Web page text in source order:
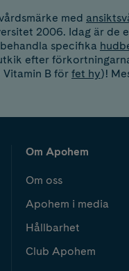
med
2006. Idag är de
specifika
efter
Vitamin B för fet hy)!
Om Apohem
Om oss
Apohem i media
Hållbarhet
Club Apohem